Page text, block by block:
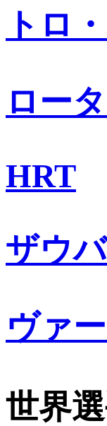
トロ
ロー
HRT
ザウ
ヴァ
世界